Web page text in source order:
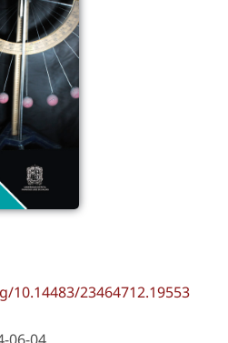
10.14483/23464712.19553
06-04